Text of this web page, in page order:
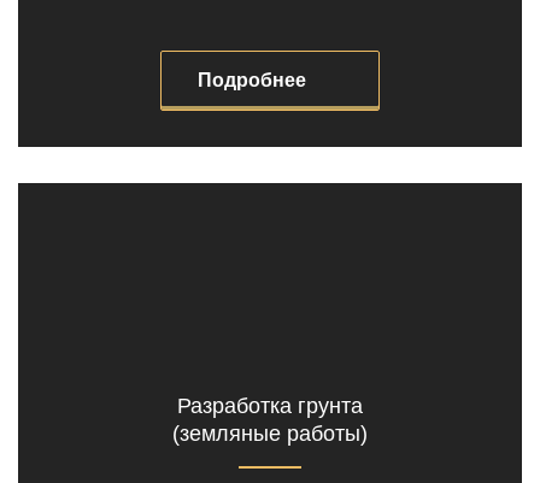
Подробнее
Разработка грунта
(земляные работы)